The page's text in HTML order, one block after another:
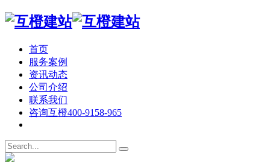
首页
服务案例
资讯动态
公司介绍
联系我们
咨询互橙400-9158-965